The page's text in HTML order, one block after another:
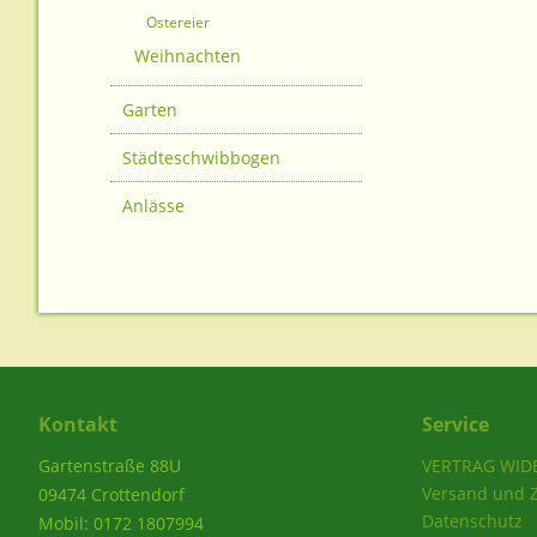
Ostereier
Weihnachten
Garten
Städteschwibbogen
Anlässe
Kontakt
Gartenstraße 88U
09474 Crottendorf
Mobil: 0172 1807994
Service
VERTRAG
Versand und
Datenschutz